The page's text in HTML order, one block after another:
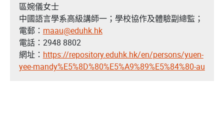
區婉儀女士
中國語言學系高級講師一；學校協作及體驗副總監；
電郵： maau@eduhk.hk
電話：2948 8802
網址： https://repository.eduhk.hk/en/persons/yuen-
yee-mandy%E5%8D%80%E5%A9%89%E5%84%80-au